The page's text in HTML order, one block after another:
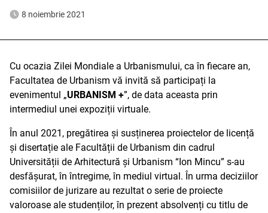
8 noiembrie 2021
Cu ocazia Zilei Mondiale a Urbanismului, ca în fiecare an,
Facultatea de Urbanism vă invită să participați la
evenimentul „URBANISM +”, de data aceasta prin
intermediul unei expoziții virtuale.
În anul 2021, pregătirea și susținerea proiectelor de licență
și disertație ale Facultății de Urbanism din cadrul
Universității de Arhitectură și Urbanism “Ion Mincu” s-au
desfășurat, în întregime, în mediul virtual. În urma deciziilor
comisiilor de jurizare au rezultat o serie de proiecte
valoroase ale studenților, în prezent absolvenți cu titlu de